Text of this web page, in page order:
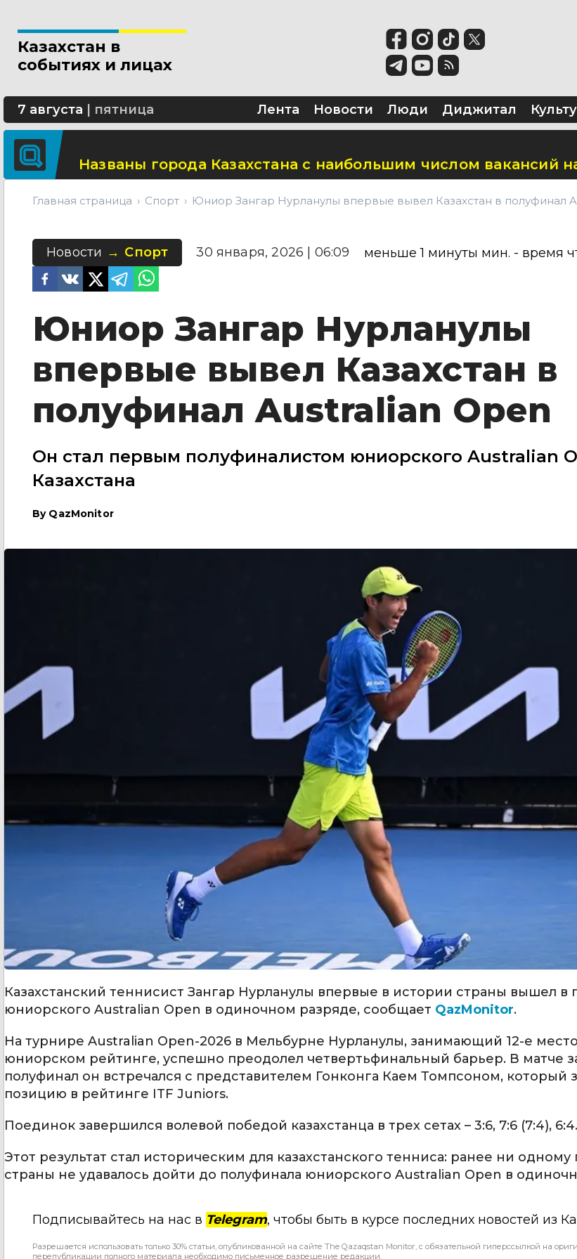
Казахстан в
событиях и лицах
7 августа пятница Лента Новости Люди Диджитал
Сколько стоит собрать ребенка в школу в Казахстане в 2026
В столице стартовал фестиваль гик-культуры Comic Con
Названы города Казахстана с наибольшим числом вакансий
Главная страница Спорт Юниор Зангар Нурланулы впервые вывел Казахстан в полуфинал
Новости Спорт 30 января, 2026 | 06:09 меньше 1 минуты мин. - время
Юниор Зангар Нурланулы
впервые вывел Казахстан в
полуфинал Australian Open
Он стал первым полуфиналистом юниорского Australian
Казахстана
By QazMonitor
Казахстанский теннисист Зангар Нурланулы впервые в истории страны вышел в
юниорского Australian Open в одиночном разряде, сообщает QazMonitor.
На турнире Australian Open-2026 в Мельбурне Нурланулы, занимающий 12-е
юниорском рейтинге, успешно преодолел четвертьфинальный барьер. В матче
полуфинал он встречался с представителем Гонконга Каем Томпсоном, который
позицию в рейтинге ITF Juniors.
Поединок завершился волевой победой казахстанца в трех сетах – 3:6, 7:6 (7:4), 6:4.
Этот результат стал историческим для казахстанского тенниса: ранее ни
страны не удавалось дойти до полуфинала юниорского Australian Open в
Подписывайтесь на нас в Telegram, чтобы быть в курсе последних новостей из
Разрешается использовать только 30% статьи, опубликованной на сайте The Qazaqstan Monitor, с обязательной гиперссылкой на
перепубликации полного материала необходимо письменное разрешение редакции.